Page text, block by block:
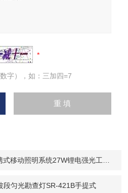
字），如：三加四=7
移动照明系统27W锂电强光工作灯
段匀光勘查灯SR-421B手提式